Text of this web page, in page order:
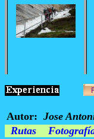
Autor: Jose
Rutas